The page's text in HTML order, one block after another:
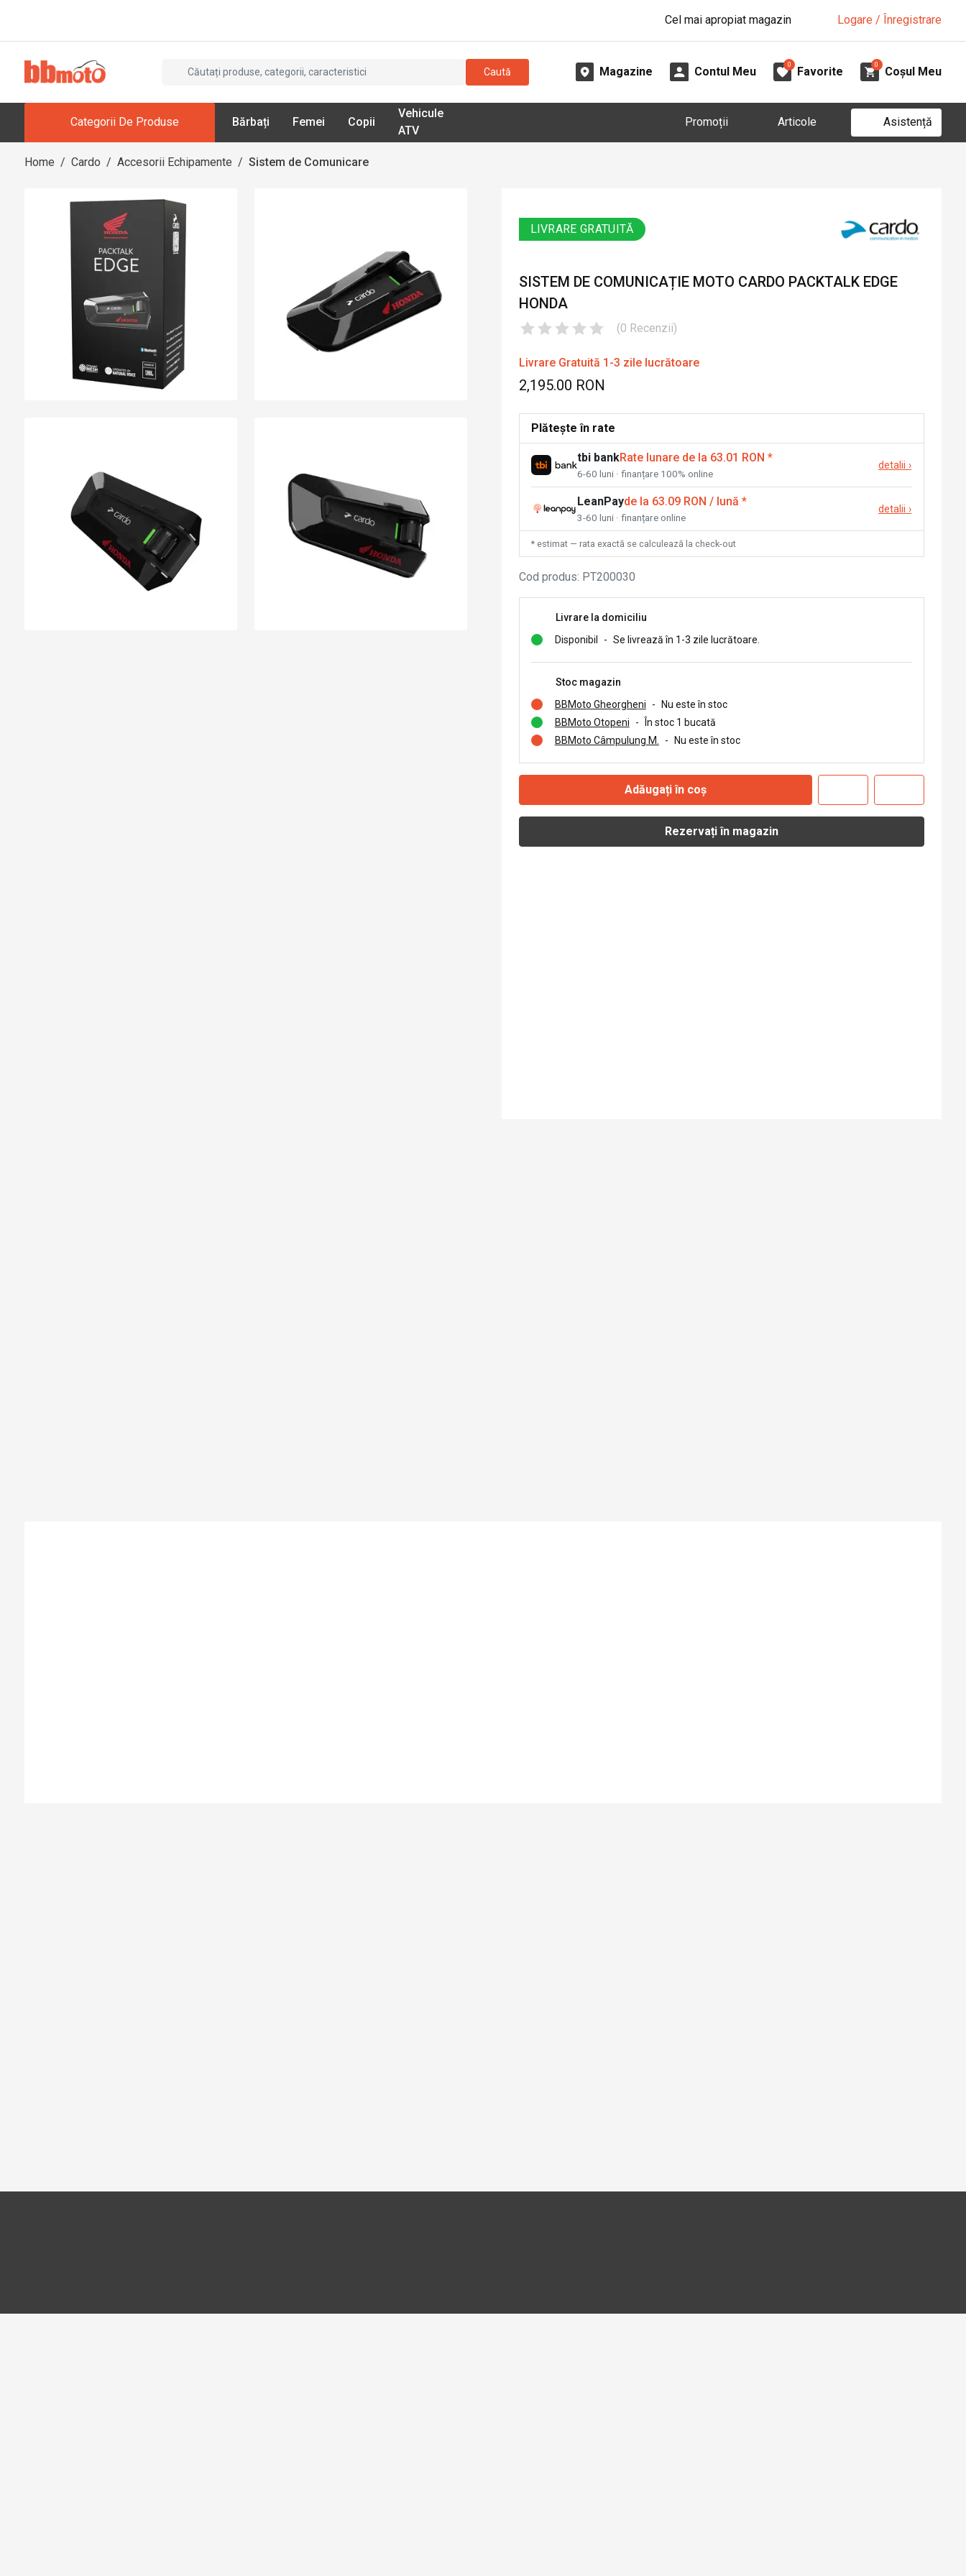
Cel mai apropiat magazin Logare / Înregistrare
Caută Magazine Contul Meu
0
Favorite
0
Coșul Meu
Categorii De Produse Bărbați Femei Copii
Vehicule
ATV
Promoții Articole Asistență
Home / Cardo / Accesorii Echipamente / Sistem de Comunicare
LIVRARE GRATUITĂ
SISTEM DE COMUNICAȚIE MOTO CARDO PACKTALK EDGE
HONDA
(0 Recenzii)
Livrare Gratuită 1-3 zile lucrătoare
2,195.00 RON
Plătește în rate
tbi bankRate lunare de la 63.01 RON *
6-60 luni · finanțare 100% online
detalii ›
LeanPayde la 63.09 RON / lună *
3-60 luni · finanțare online
detalii ›
* estimat — rata exactă se calculează la check-out
Cod produs: PT200030
Livrare la domiciliu
Disponibil
- Se livrează în 1-3 zile lucrătoare.
Stoc magazin
BBMoto Gheorgheni
- Nu este în stoc
BBMoto Otopeni
- În stoc 1 bucată
BBMoto Câmpulung M.
- Nu este în stoc
Adăugați în coș
Rezervați în magazin